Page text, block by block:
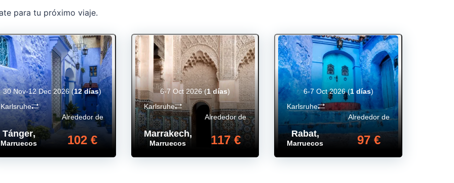
para tu próximo viaje.
Tánger,
Marruecos
Alrededor de
102 €
Karlsruhe
30 Nov-12 Dec 2026 (12 días)
Marrakech,
Marruecos
Alrededor de
117 €
Karlsruhe
6-7 Oct 2026(1 días)
Rabat,
Marruecos
Alrededor de
97 €
Karlsruhe
6-7 Oct 2026(1 días)